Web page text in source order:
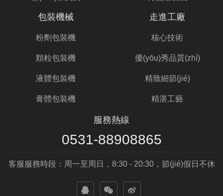
包裝機械
粉劑包裝機
顆粒包裝機
液體包裝機
膏體包裝機
走進工廠
核心技術
優(yōu)秀品質(zhì)
精致細節(jié)
精湛工藝
服務熱線
0531-88908865
客服服務時段：周一至周日，8:30 - 20:30，節(jié)假日不休